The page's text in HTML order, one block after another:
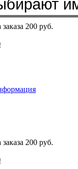
50sbit@krep62.ru
200 руб.
200 руб.